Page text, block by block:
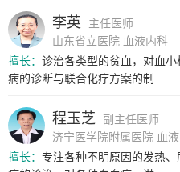
李英
主任医师
山东省立医院 血液内科
擅长： 诊治各类型的贫血，对血
病的诊断与联合化疗方案的制...
程玉芝
副主任医师
济宁医学院附属医院 血
擅长： 专注各种不明原因的发热